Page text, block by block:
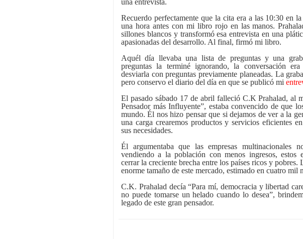
una entrevista.
Recuerdo perfectamente que la cita era a las 10:30 en
una hora antes con mi libro rojo en las manos.
sillones blancos y transformó esa entrevista en una
apasionadas del desarrollo. Al final, firmó mi libro.
Aquél día llevaba una lista de preguntas y una
preguntas la terminé ignorando, la conversación
desviarla con preguntas previamente planeadas. La
pero conservo el diario del día en que se publicó mi
El pasado sábado 17 de abril falleció C.K Prahalad, al
Pensador más Influyente”, estaba convencido de que
mundo. Él nos hizo pensar que si dejamos de ver a la
una carga crearemos productos y servicios eficientes
sus necesidades.
Él argumentaba que las empresas multinacionales
vendiendo a la población con menos ingresos, estos
cerrar la creciente brecha entre los países ricos y pobres.
enorme tamaño de este mercado, estimado en cuatro mil
C.K. Prahalad decía “Para mí, democracia y libertad
no puede tomarse un helado cuando lo desea”,
legado de este gran pensador.